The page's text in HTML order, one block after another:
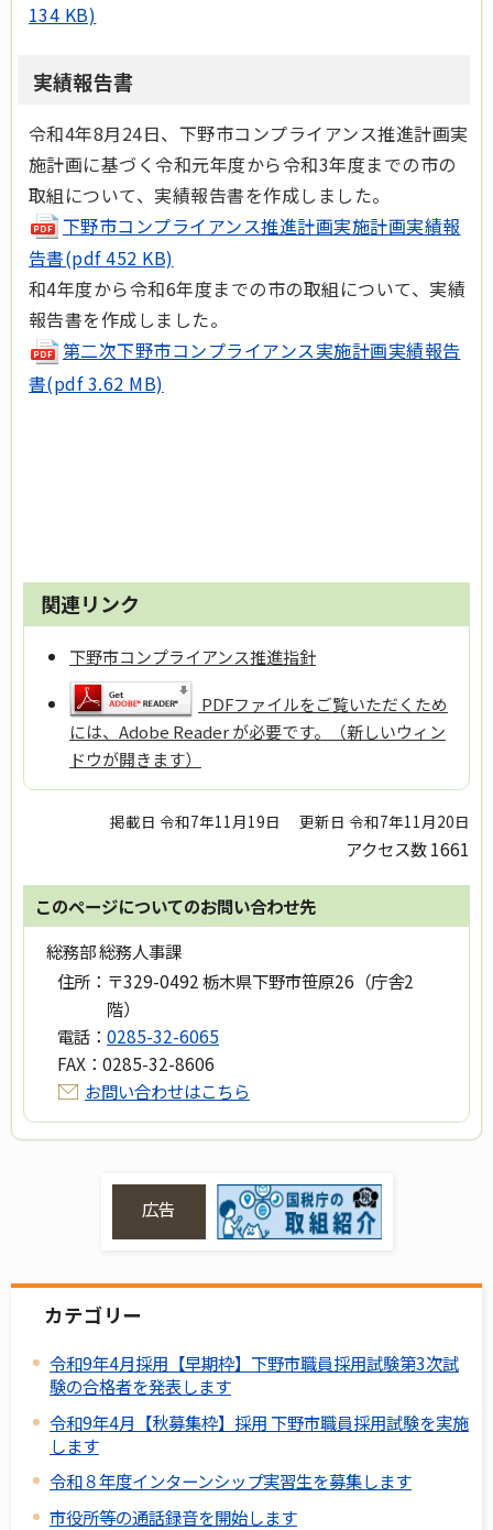
134 KB)
実績報告書
令和4年8月24日、下野市コンプライアンス推進計画実
施計画に基づく令和元年度から令和3年度までの市の
取組について、実績報告書を作成しました。
下野市コンプライアンス推進計画実施計画実績報
告書(pdf 452 KB)
和4年度から令和6年度までの市の取組について、実績
報告書を作成しました。
第二次下野市コンプライアンス実施計画実績報告
書(pdf 3.62 MB)
関連リンク
下野市コンプライアンス推進指針
PDFファイルをご覧いただくため
には、Adobe Reader が必要です。（新しいウィン
ドウが開きます）
掲載日 令和7年11月19日 更新日 令和7年11月20日
アクセス数1661
このページについてのお問い合わせ先
総務部 総務人事課
住所： 〒329-0492 栃木県下野市笹原26（庁舎2
階）
電話： 0285-32-6065
FAX： 0285-32-8606
お問い合わせはこちら
広告
カテゴリー
令和9年4月採用【早期枠】下野市職員採用試験第3次試
験の合格者を発表します
令和9年4月【秋募集枠】採用 下野市職員採用試験を実施
します
令和８年度インターンシップ実習生を募集します
市役所等の通話録音を開始します